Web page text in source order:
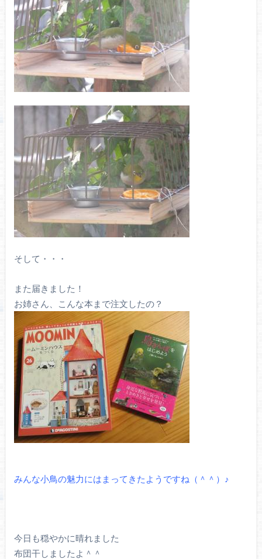
そして・・・
また届きました！
お姉さん、こんな本まで注文したの？
みんな小鳥の魅力にはまってきたようですね（＾＾）♪
今日も穏やかに晴れました
布団干しましたよ＾＾